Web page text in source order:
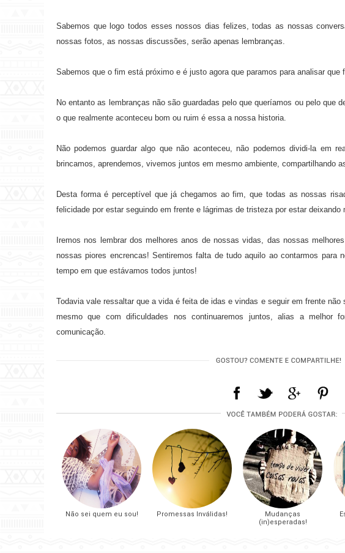
Sabemos que logo todos esses nossos dias felizes, todas as nossas
nossas fotos, as nossas discussões, serão apenas lembranças.
Sabemos que o fim está próximo e é justo agora que paramos para analisar
No entanto as lembranças não são guardadas pelo que queríamos ou pelo que
o que realmente aconteceu bom ou ruim é essa a nossa historia.
Não podemos guardar algo que não aconteceu, não podemos dividi-la em
brincamos, aprendemos, vivemos juntos em mesmo ambiente, compartilhando
Desta forma é perceptível que já chegamos ao fim, que todas as nossas
felicidade por estar seguindo em frente e lágrimas de tristeza por estar deixando
Iremos nos lembrar dos melhores anos de nossas vidas, das nossas
nossas piores encrencas! Sentiremos falta de tudo aquilo ao contarmos para
tempo em que estávamos todos juntos!
Todavia vale ressaltar que a vida é feita de idas e vindas e seguir em frente
mesmo que com dificuldades nos continuaremos juntos, alias a melhor
comunicação.
Não sei quem eu sou! Promessas Inválidas!
Mudanças
(in)esperadas!